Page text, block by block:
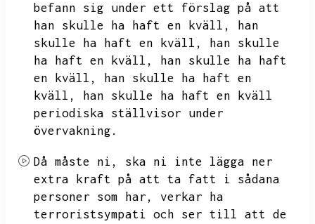
befann sig under ett förslag på att
han skulle ha haft en kväll,
han
skulle ha haft en kväll,
han skulle
ha haft en kväll,
han skulle ha haft
en kväll,
han skulle ha haft en
kväll,
han skulle ha haft en kväll
periodiska ställvisor under
övervakning.
Då måste ni,
ska ni inte lägga ner
extra kraft på att ta fatt i sådana
personer som har,
verkar ha
terroristsympati och ser till att de